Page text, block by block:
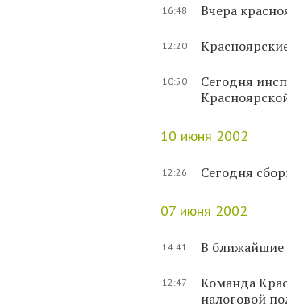
16:48 Вчера
12:20
10:50
Сегодня
10 июня 2002
12:26 Сегодня
07 июня 2002
14:41 В ближайшие
12:47
Команда
налоговой